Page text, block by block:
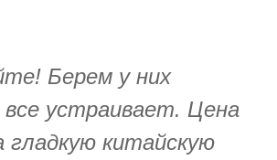
Берем у них
устраивает. Цена
гладкую китайскую